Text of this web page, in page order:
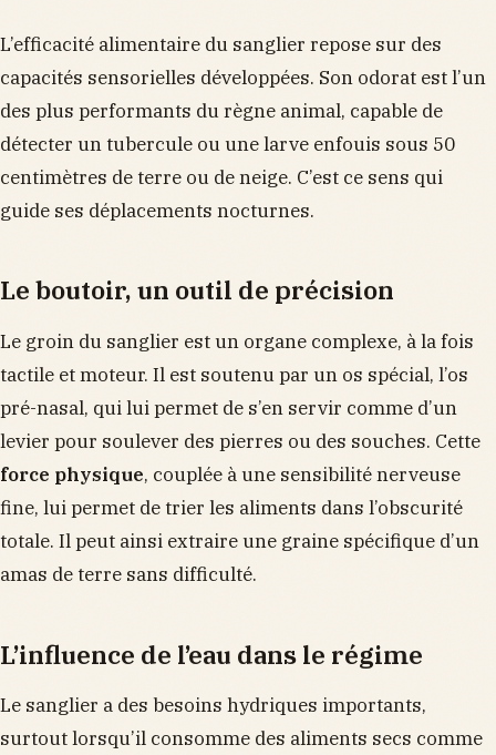
L’efficacité alimentaire du sanglier repose sur des
capacités sensorielles développées. Son odorat est l’un
des plus performants du règne animal, capable de
détecter un tubercule ou une larve enfouis sous 50
centimètres de terre ou de neige. C’est ce sens qui
guide ses déplacements nocturnes.
Le boutoir, un outil de précision
Le groin du sanglier est un organe complexe, à la fois
tactile et moteur. Il est soutenu par un os spécial, l’os
pré-nasal, qui lui permet de s’en servir comme d’un
levier pour soulever des pierres ou des souches. Cette
force physique, couplée à une sensibilité nerveuse
fine, lui permet de trier les aliments dans l’obscurité
totale. Il peut ainsi extraire une graine spécifique d’un
amas de terre sans difficulté.
L’influence de l’eau dans le régime
Le sanglier a des besoins hydriques importants,
surtout lorsqu’il consomme des aliments secs comme